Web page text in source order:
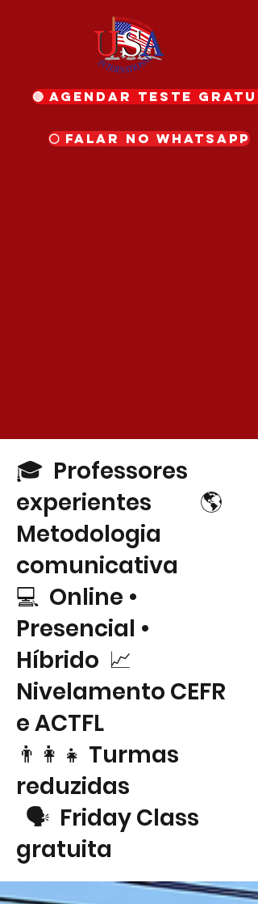
🔴 Agendar teste
⚪ Falar no WhatsApp
🎓 Professores
experientes 🌎
Metodologia
comunicativa
💻 Online •
Presencial •
Híbrido 📈
Nivelamento CEFR
e ACTFL
👨‍👩‍👧 Turmas
reduzidas
🗣 Friday Class
gratuita